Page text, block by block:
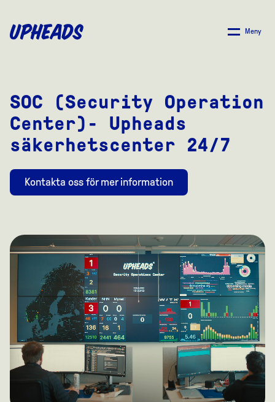
MAIN
Meny
SOC (Security Operation
Center)- Upheads
säkerhetscenter 24/7
Kontakta oss för mer information